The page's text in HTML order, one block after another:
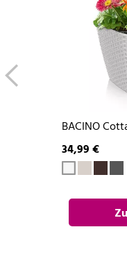
BACINO
34,99 €